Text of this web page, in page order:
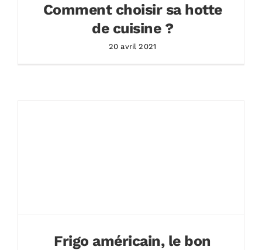
Comment choisir sa hotte
de cuisine ?
20 avril 2021
Frigo américain, le bon